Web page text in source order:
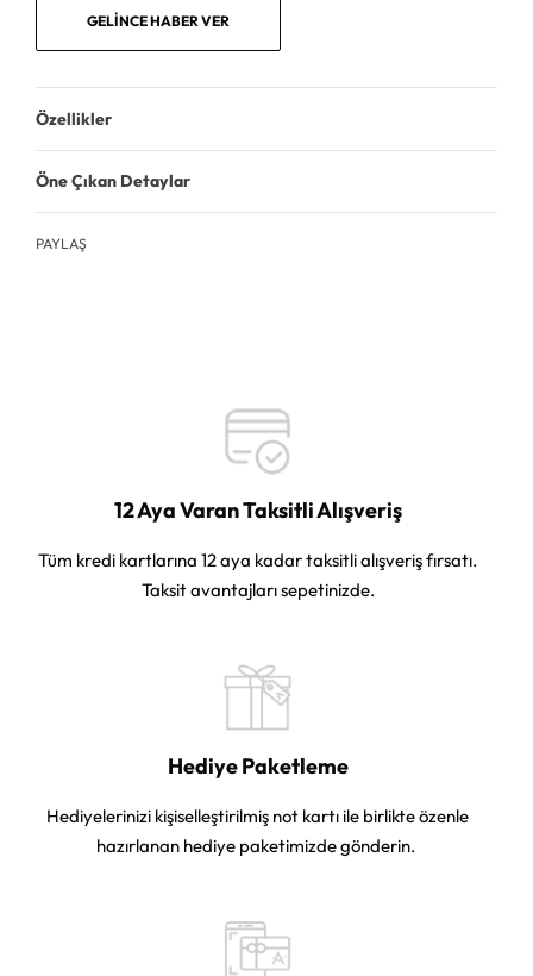
GELINCE HABER VER
Özellikler
Öne Çıkan Detaylar
PAYLAŞ
12 Aya Varan Taksitli Alışveriş
Tüm kredi kartlarına 12 aya kadar taksitli alışveriş fırsatı.
Taksit avantajları sepetinizde.
Hediye Paketleme
Hediyelerinizi kişiselleştirilmiş not kartı ile birlikte özenle
hazırlanan hediye paketimizde gönderin.